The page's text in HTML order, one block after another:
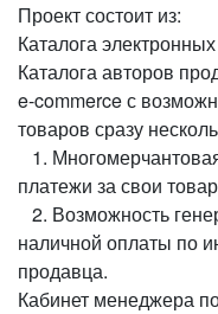
Проект состоит из:
Каталога
Каталога авторов
e-commerce с
товаров сразу
1.
платежи за свои
2. Возможность
наличной оплаты по
продавца.
Кабинет менеджера